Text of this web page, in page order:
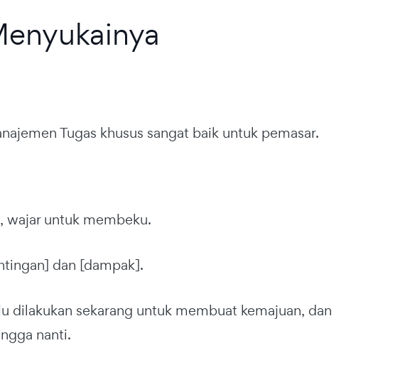
Tugas khusus sangat baik untuk pemasar.
wajar untuk membeku.
dan [dampak].
dilakukan sekarang untuk membuat kemajuan, dan
nanti.